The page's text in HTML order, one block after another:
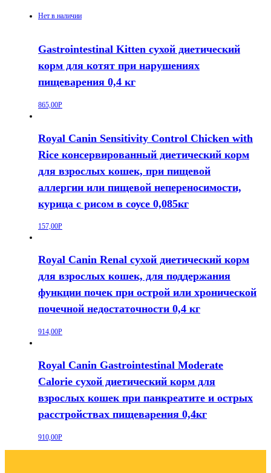
Нет в наличии
Gastrointestinal Kitten сухой диетический
корм для котят при нарушениях
пищеварения 0,4 кг
865,00Р
Royal Canin Sensitivity Control Chicken with
Rice консервированный диетический корм
для взрослых кошек, при пищевой
аллергии или пищевой непереносимости,
курица с рисом в соусе 0,085кг
157,00Р
Royal Canin Renal сухой диетический корм
для взрослых кошек, для поддержания
функции почек при острой или хронической
почечной недостаточности 0,4 кг
914,00Р
Royal Canin Gastrointestinal Moderate
Calorie сухой диетический корм для
взрослых кошек при панкреатите и острых
расстройствах пищеварения 0,4кг
910,00Р